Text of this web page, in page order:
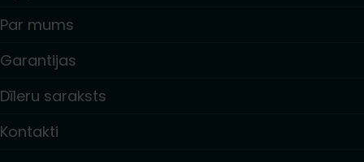
Par mums
Garantijas
Dīleru saraksts
Kontakti